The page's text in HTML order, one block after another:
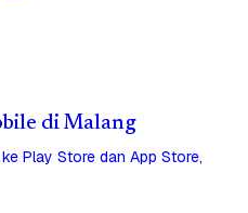
di Malang
Play Store dan App Store,